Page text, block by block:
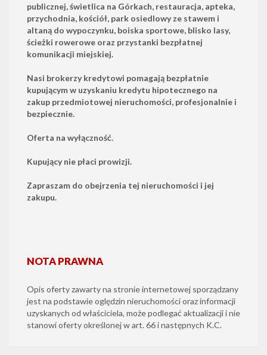
publicznej, świetlica na Górkach, restauracja, apteka,
przychodnia, kościół, park osiedlowy ze stawem i
altaną do wypoczynku, boiska sportowe, blisko lasy,
ścieżki rowerowe oraz przystanki bezpłatnej
komunikacji miejskiej.
Nasi brokerzy kredytowi pomagają bezpłatnie
kupującym w uzyskaniu kredytu hipotecznego na
zakup przedmiotowej nieruchomości, profesjonalnie i
bezpiecznie.
Oferta na wyłączność.
Kupujący nie płaci prowizji.
Zapraszam do obejrzenia tej nieruchomości i jej
zakupu.
NOTA PRAWNA
Opis oferty zawarty na stronie internetowej sporządzany
jest na podstawie oględzin nieruchomości oraz informacji
uzyskanych od właściciela, może podlegać aktualizacji i nie
stanowi oferty określonej w art. 66 i następnych K.C.